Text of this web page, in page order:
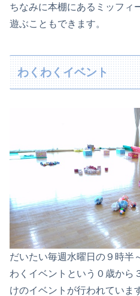
ちなみに本棚にあるミッフィ
遊ぶこともできます。
わくわくイベント
だいたい毎週水曜日の９時半
わくイベントという０歳から
けのイベントが行われていま